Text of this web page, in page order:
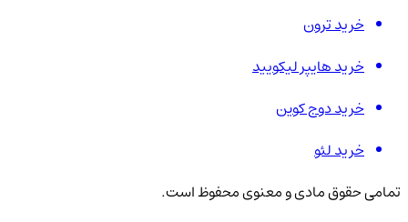
خرید ترون
خرید هایپر لیکویید
خرید دوج کوین
خرید لئو
تمامی حقوق مادی و معنوی محفوظ است.